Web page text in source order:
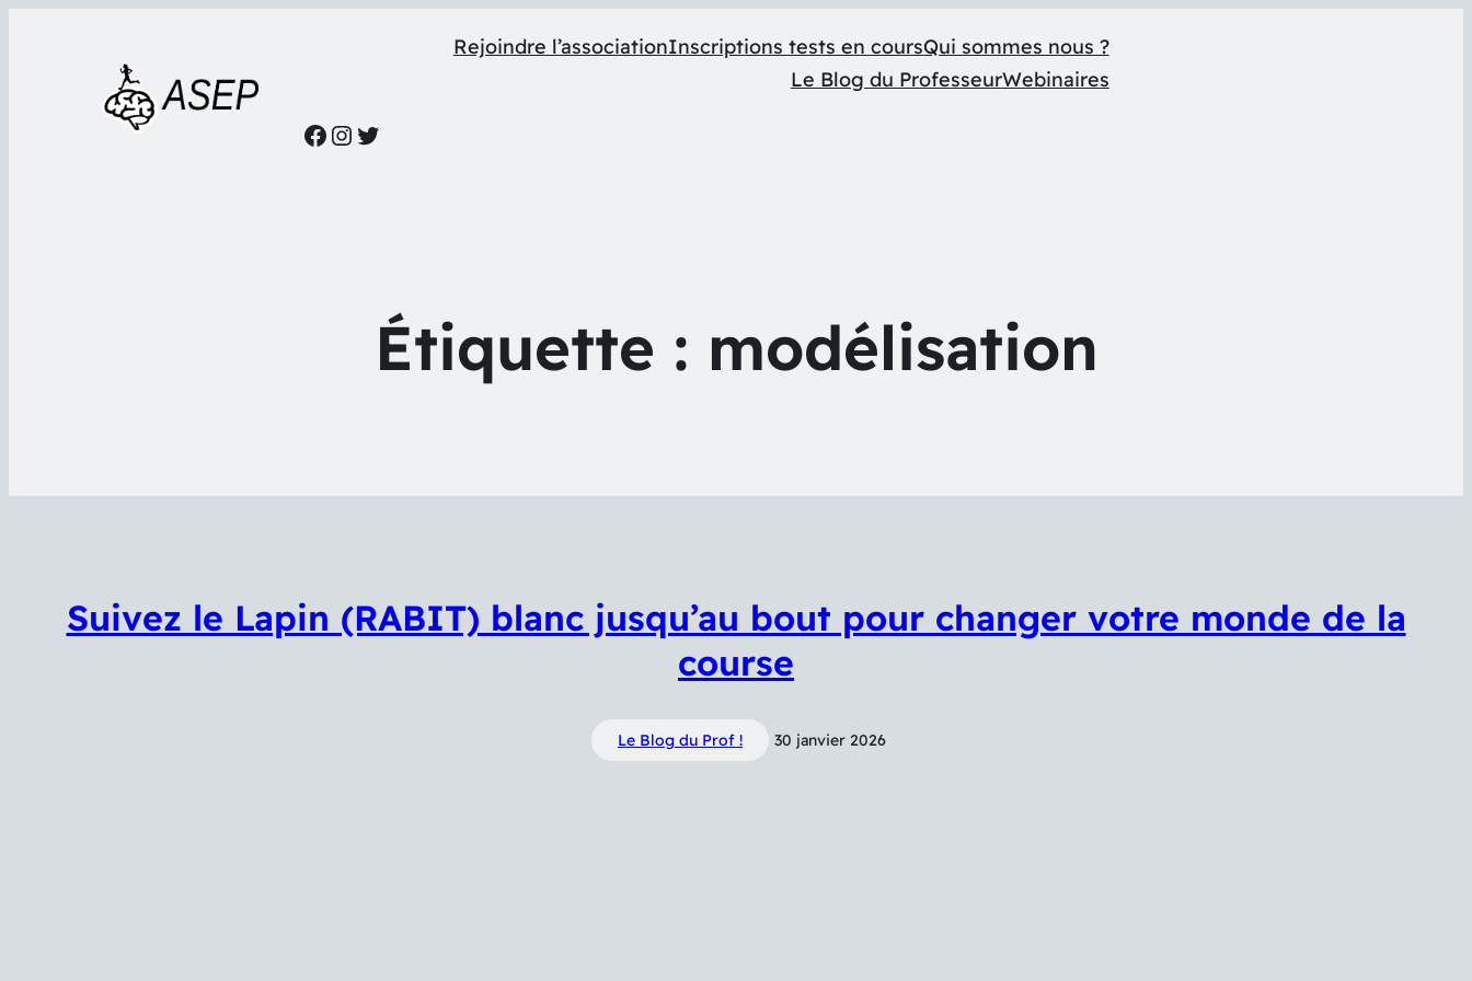
Rejoindre l’associationInscriptions tests en coursQui sommes nous ?
Le Blog du ProfesseurWebinaires
Facebook
Instagram
Twitter
Étiquette : modélisation
Suivez le Lapin (RABIT) blanc jusqu’au bout pour changer votre monde de la
course
Le Blog du Prof ! 30 janvier 2026